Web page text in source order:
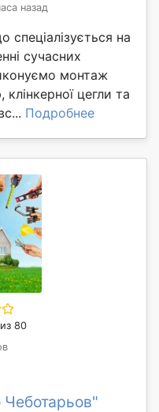
назад
спеціалізується на
сучасних
монтаж
цегли та
Подробнее
80